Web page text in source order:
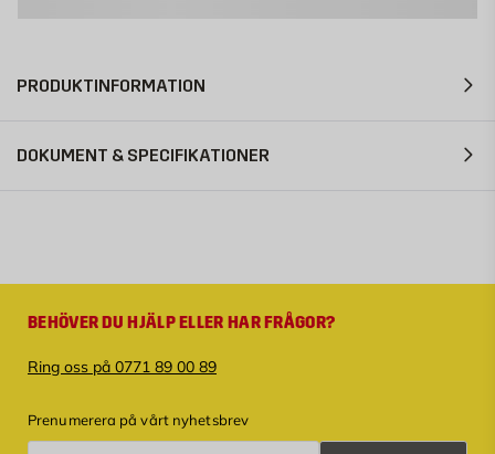
PRODUKTINFORMATION
DOKUMENT & SPECIFIKATIONER
BEHÖVER DU HJÄLP ELLER HAR FRÅGOR?
Ring oss på 0771 89 00 89
Prenumerera på vårt nyhetsbrev